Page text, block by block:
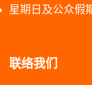
星期日及公众假
联络我们